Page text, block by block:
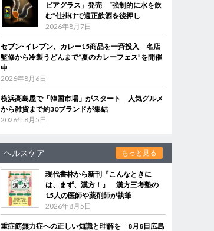
ビアグラス」発売 “強制的に水を飲
む”仕掛けで適正飲酒を後押し
2026年8月7日
セブン‐イレブン、カレー15商品を一斉投入 名店
監修から冷製うどんまで“夏のカレーフェス”を開催
中
2026年8月6日
横浜高島屋で「韓国市場」がスタート 人気グルメ
から雑貨まで約30ブランドが集結
2026年8月5日
ヘルスケア もっと見る
現代書林から新刊『こんなときに
は、まず、漢方！』 漢方三考塾の
15人の医師や薬剤師が執筆
2026年8月5日
重症筋無力症への正しい知識と理解を 8月8日広島